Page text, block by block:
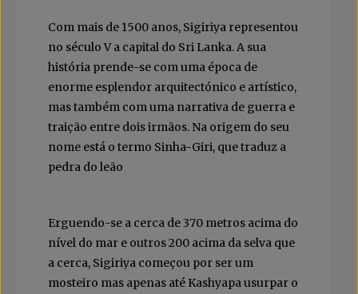
Com mais de 1500 anos, Sigiriya representou
no século V a capital do Sri Lanka. A sua
história prende-se com uma época de
enorme esplendor arquitectónico e artístico,
mas também com uma narrativa de guerra e
traição entre dois irmãos. Na origem do seu
nome está o termo Sinha-Giri, que traduz a
pedra do leão
Erguendo-se a cerca de 370 metros acima do
nível do mar e outros 200 acima da selva que
a cerca, Sigiriya começou por ser um
mosteiro mas apenas até Kashyapa usurpar o